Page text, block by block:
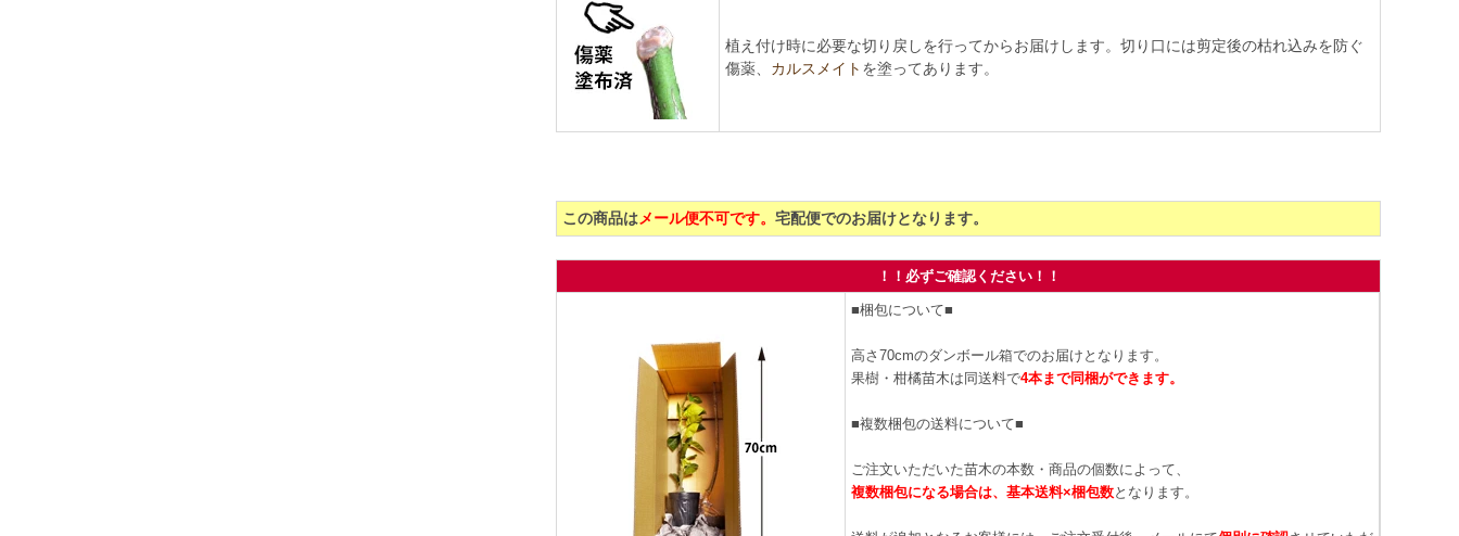
植え付け時に必要な切り戻しを行ってからお届けします。切り口には剪定後の枯れ込みを防ぐ
傷薬、 カルスメイト を塗ってあります。
この商品はメール便不可です。 宅配便でのお届けとなります。
！！必ずご確認ください！！
■梱包について■
高さ70cmのダンボール箱でのお届けとなります。
果樹・柑橘苗木は同送料で4本まで同梱ができます。
■複数梱包の送料について■
ご注文いただいた苗木の本数・商品の個数によって、
複数梱包になる場合は、基本送料×梱包数となります。